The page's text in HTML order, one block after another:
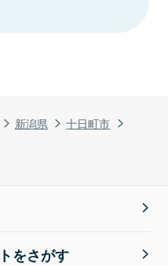
新潟県
十日町市
をさがす